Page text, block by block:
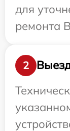
для
ремонта
2